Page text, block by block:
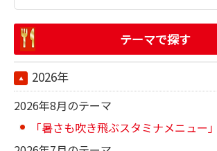
テーマで探す
2026年
2026年8月のテーマ
「暑さも吹き飛ぶスタミナメニュー」